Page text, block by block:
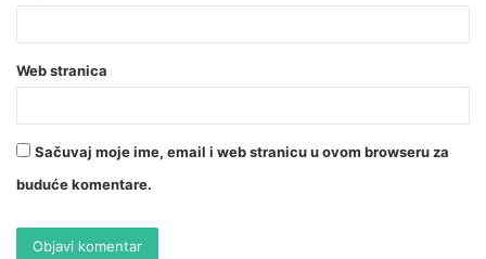
Web stranica
Sačuvaj moje ime, email i web stranicu u ovom browseru za
buduće komentare.